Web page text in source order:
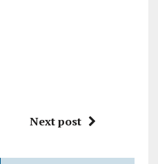
Next post